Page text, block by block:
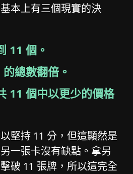
本上有三個現實的決
11 個。
總數翻倍。
11 個中以更少的價格
堅持 11 分，但這顯然是
一張卡沒有缺點。拿另
破 11 張牌，所以這完全